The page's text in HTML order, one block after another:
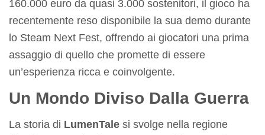
160.000 euro da quasi 3.000 sostenitori, il gioco ha
recentemente reso disponibile la sua demo durante
lo Steam Next Fest, offrendo ai giocatori una prima
assaggio di quello che promette di essere
un’esperienza ricca e coinvolgente.
Un Mondo Diviso Dalla Guerra
La storia di LumenTale si svolge nella regione